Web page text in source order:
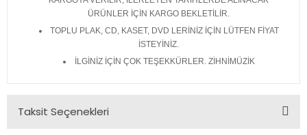
ÜRÜNLER İÇİN KARGO BEKLETİLİR.
TOPLU PLAK, CD, KASET, DVD LERİNİZ İÇİN LÜTFEN FİYAT
İSTEYİNİZ.
İLGİNİZ İÇİN ÇOK TEŞEKKÜRLER. ZİHNİMÜZİK
Taksit Seçenekleri